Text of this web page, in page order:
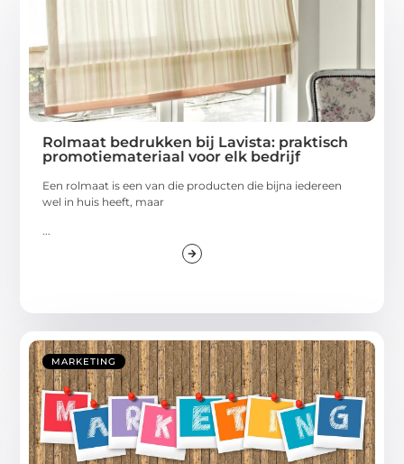
Rolmaat bedrukken bij Lavista: praktisch
promotiemateriaal voor elk bedrijf
Een rolmaat is een van die producten die bijna iedereen
wel in huis heeft, maar
...
MARKETING